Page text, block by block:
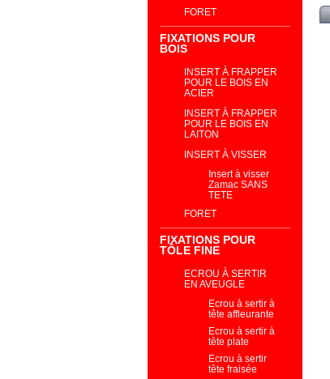
FORET
FIXATIONS POUR
BOIS
INSERT À FRAPPER
POUR LE BOIS EN
ACIER
INSERT À FRAPPER
POUR LE BOIS EN
LAITON
INSERT À VISSER
Insert à visser
Zamac SANS
TETE
FORET
FIXATIONS POUR
TÔLE FINE
ECROU À SERTIR
EN AVEUGLE
Ecrou à sertir à
tête affleurante
Ecrou à sertir à
tête plate
Ecrou à sertir
tête fraisée